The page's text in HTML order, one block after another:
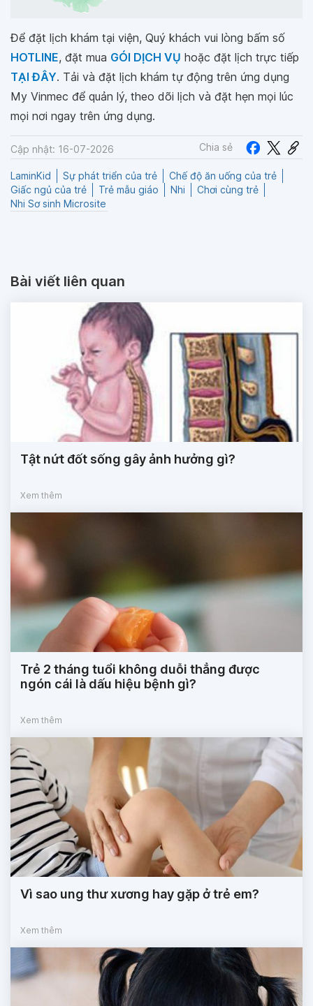
Để đặt lịch khám tại viện, Quý khách vui lòng bấm số
HOTLINE, đặt mua GÓI DỊCH VỤ hoặc đặt lịch trực tiếp
TẠI ĐÂY. Tải và đặt lịch khám tự động trên ứng dụng
My Vinmec để quản lý, theo dõi lịch và đặt hẹn mọi lúc
mọi nơi ngay trên ứng dụng.
Cập nhật: 16-07-2026 Chia sẻ
LaminKid Sự phát triển của trẻ
Chế độ ăn uống của trẻ
Giấc ngủ của trẻ
Trẻ mẫu giáo Nhi
Chơi cùng trẻ
Nhi Sơ sinh Microsite
Bài viết liên quan
Tật nứt đốt sống gây ảnh hưởng gì?
Xem thêm
Trẻ 2 tháng tuổi không duỗi thẳng được
ngón cái là dấu hiệu bệnh gì?
Xem thêm
Vì sao ung thư xương hay gặp ở trẻ em?
Xem thêm